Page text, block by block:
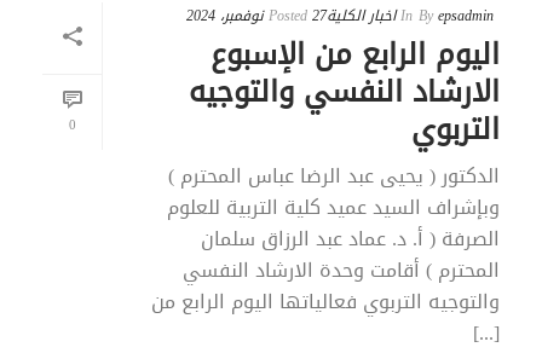
0
Byepsadmin
Inاخبار الكلية Posted27 نوفمبر، 2024
اليوم الرابع من الإسبوع
الارشاد النفسي والتوجيه
التربوي
الدكتور ( يحيى عبد الرضا عباس المحترم )
وبإشراف السيد عميد كلية التربية للعلوم
الصرفة ( أ. د. عماد عبد الرزاق سلمان
المحترم ) أقامت وحدة الارشاد النفسي
والتوجيه التربوي فعالياتها اليوم الرابع من
[...]